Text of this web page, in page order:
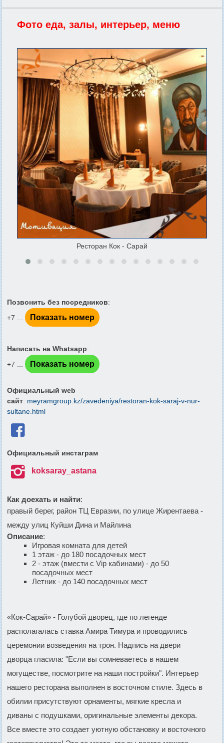
Фото еда, залы, интерьер, меню
Ресторан Кок - Сарай
Позвонить без посредников:
+7 ...
Показать номер
Написать на Whatsapp:
+7 ...
Показать номер
Официальный web
сайт: meyramgroup.kz/zavedeniya/restoran-kok-saraj-v-nur-
sultane.html

Официальный инстаграм
 koksaray_astana
Как доехать и найти:
правый берег, район ТЦ Евразии, по улице Жирентаева -
между улиц Куйши Дина и Майлина
Описание:
Игровая комната для детей
1 этаж - до 180 посадочных мест
2 - этаж (вмести с Vip кабинами) - до 50
посадочных мест
Летник - до 140 посадочных мест
«Кок-Сарай» - Голубой дворец, где по легенде
располагалась ставка Амира Тимура и проводились
церемонии возведения на трон. Надпись на двери
дворца гласила: "Если вы сомневаетесь в нашем
могуществе, посмотрите на наши постройки". Интерьер
нашего ресторана выполнен в восточном стиле. Здесь в
обилии присутствуют орнаменты, мягкие кресла и
диваны с подушками, оригинальные элементы декора.
Все вместе это создает уютную обстановку и восточного